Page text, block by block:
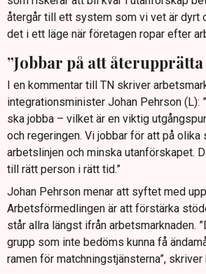
återgår till ett system som vi vet är dyrt
det i ett läge när företagen ropar efter
”Jobbar på att
I en kommentar till TN skriver
integrationsminister Johan Pehrson (L):
ska jobba – vilket är en viktig
och regeringen. Vi jobbar för att på olika
arbetslinjen och minska utanförskapet.
till rätt person i rätt tid.”
Johan Pehrson menar att syftet med
Arbetsförmedlingen är att förstärka
står allra längst ifrån arbetsmarknaden.
grupp som inte bedöms kunna få
ramen för matchningstjänsterna”,